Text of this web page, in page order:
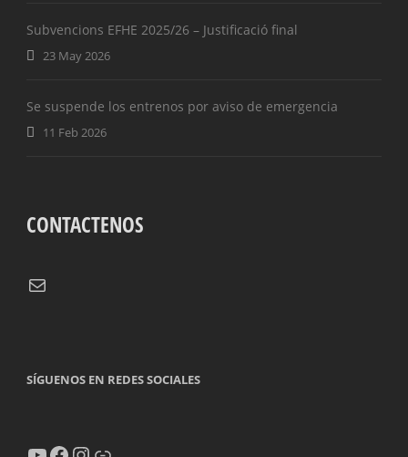
Subvencions EFHE 2025/26 – Justificació final
23 May 2026
Se suspende los entrenos por aviso de emergencia
11 Feb 2026
CONTACTENOS
Correo electrónico
SÍGUENOS EN REDES SOCIALES